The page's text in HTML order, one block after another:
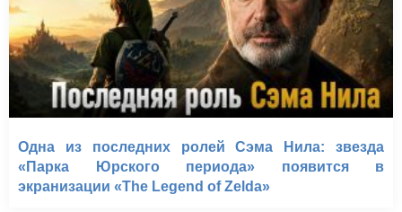
Одна из последних ролей Сэма Нила: звезда
«Парка Юрского периода» появится в
экранизации «The Legend of Zelda»